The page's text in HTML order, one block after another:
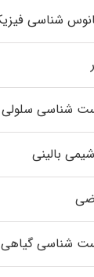
شناسی
شناسی سلولی
بالینی
شناسی گیاهی